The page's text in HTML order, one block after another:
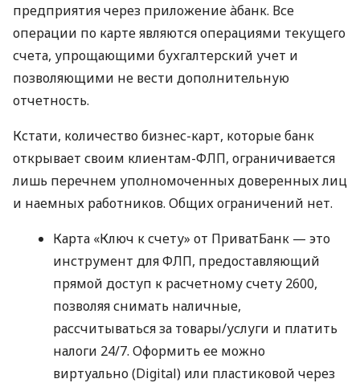
предприятия через приложение àбанк. Все
операции по карте являются операциями текущего
счета, упрощающими бухгалтерский учет и
позволяющими не вести дополнительную
отчетность.
Кстати, количество бизнес-карт, которые банк
открывает своим клиентам-ФЛП, ограничивается
лишь перечнем уполномоченных доверенных лиц
и наемных работников. Общих ограничений нет.
Карта «Ключ к счету» от ПриватБанк — это
инструмент для ФЛП, предоставляющий
прямой доступ к расчетному счету 2600,
позволяя снимать наличные,
рассчитываться за товары/услуги и платить
налоги 24/7. Оформить ее можно
виртуально (Digital) или пластиковой через